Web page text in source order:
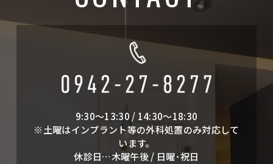
9:30～13:30 / 14:30～18:30
※土曜はインプラント等の外科処置のみ対応して
います。
休診日…木曜午後 / 日曜･祝日